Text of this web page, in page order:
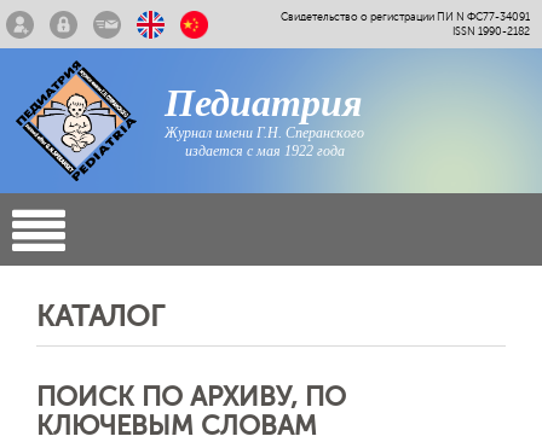
Свидетельство о регистрации ПИ N ФС77-34091
ISSN 1990-2182
Педиатрия
Журнал имени Г.Н. Сперанского
издается с мая 1922 года
КАТАЛОГ
ПОИСК ПО АРХИВУ, ПО
КЛЮЧЕВЫМ СЛОВАМ